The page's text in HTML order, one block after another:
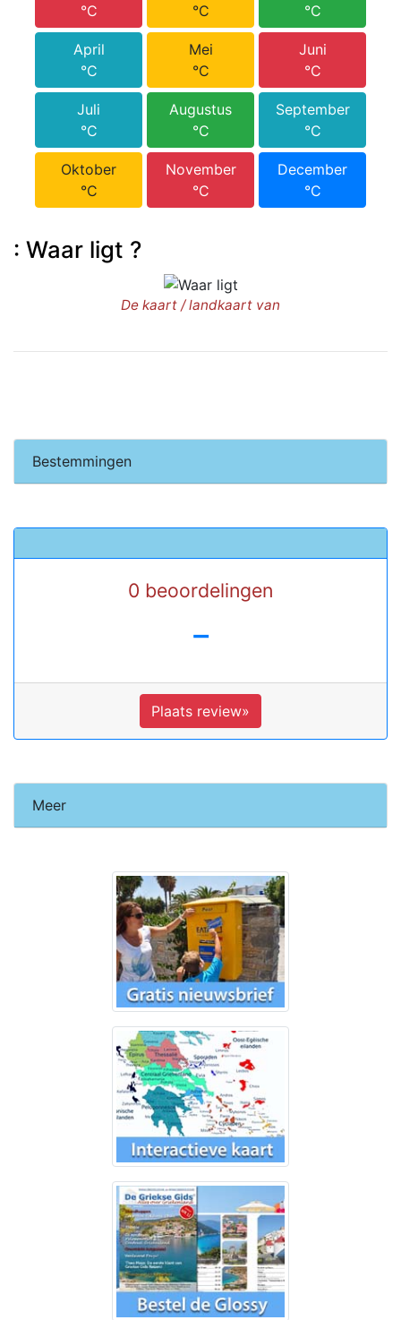
°C
°C
°C
April
°C
Mei
°C
Juni
°C
Juli
°C
Augustus
°C
September
°C
Oktober
°C
November
°C
December
°C
: Waar ligt ?
De kaart / landkaart van
Bestemmingen
0 beoordelingen
-
Plaats review»
Meer